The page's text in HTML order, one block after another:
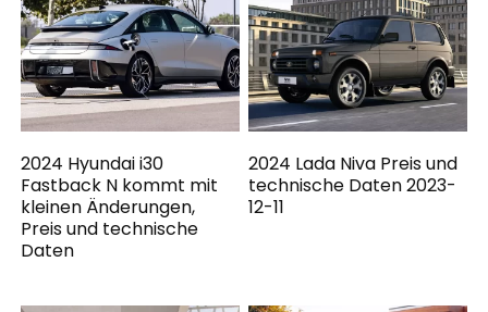
2024 Hyundai i30
Fastback N kommt mit
kleinen Änderungen,
Preis und technische
Daten
2024 Lada Niva Preis und
technische Daten 2023-
12-11